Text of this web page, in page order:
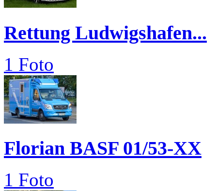
Rettung Ludwigshafen...
1 Foto
Florian BASF 01/53-XX
1 Foto